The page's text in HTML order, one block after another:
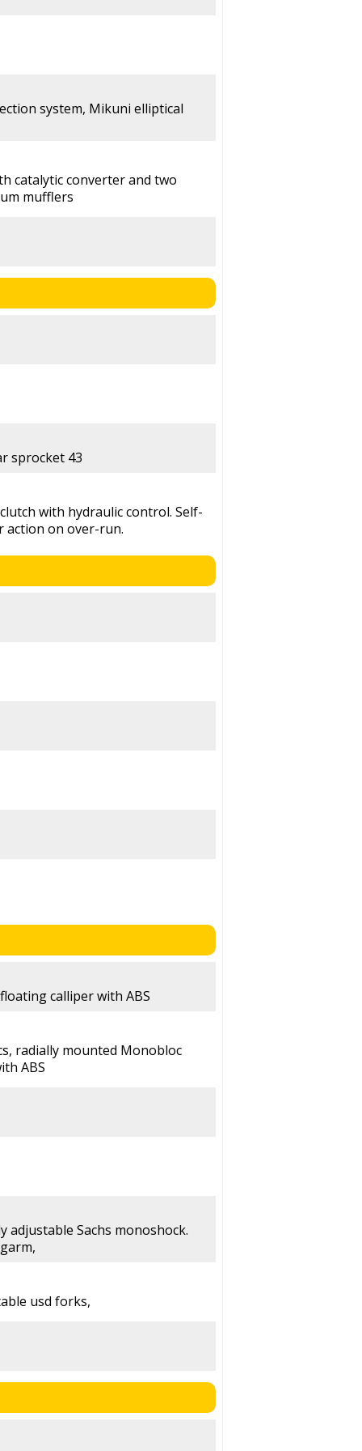
system, Mikuni elliptical
catalytic converter and two
mufflers
sprocket 43
with hydraulic control. Self-
action on over-run.
calliper with ABS
radially mounted Monobloc
ABS
Sachs monoshock.
usd forks,